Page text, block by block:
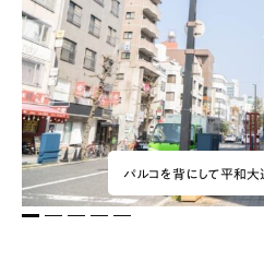
パルコを背にして平和大
1